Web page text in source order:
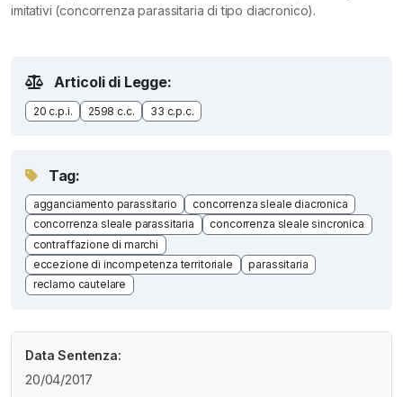
imitativi (concorrenza parassitaria di tipo diacronico).
Articoli di Legge:
20 c.p.i. 2598 c.c. 33 c.p.c.
Tag:
agganciamento parassitario
concorrenza sleale diacronica
concorrenza sleale parassitaria
concorrenza sleale sincronica
contraffazione di marchi
eccezione di incompetenza territoriale
parassitaria
reclamo cautelare
Data Sentenza:
20/04/2017